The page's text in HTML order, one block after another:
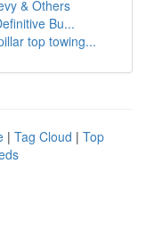
& Others
Bu...
top towing...
| Tag Cloud | Top